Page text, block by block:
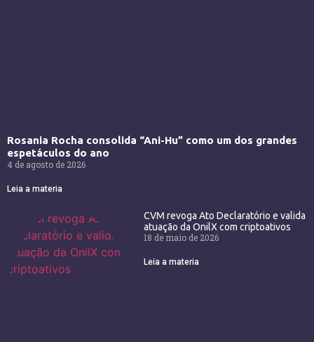
Rosania Rocha consolida “Ani-Hu” como um dos grandes
espetáculos do ano
4 de agosto de 2026
Leia a materia
CVM revoga Ato Declaratório e valida
atuação da OnilX com criptoativos
18 de maio de 2026
Leia a materia